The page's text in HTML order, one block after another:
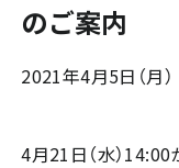
のご案内
2021年4月5日（月）
4月21日（水）